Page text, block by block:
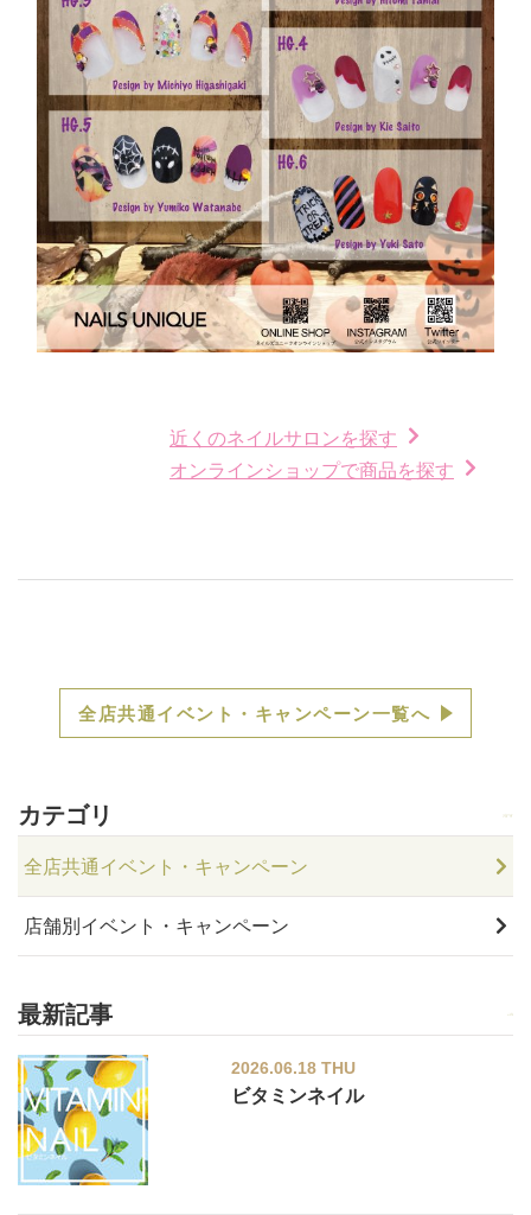
近くのネイルサロンを探す
オンラインショップで商品を探す
全店共通イベント・キャンペーン一覧へ
カテゴリ
全店共通イベント・キャンペーン
店舗別イベント・キャンペーン
最新記事
2026.06.18 THU
ビタミンネイル